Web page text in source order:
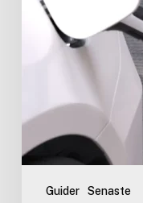
Guider Senaste